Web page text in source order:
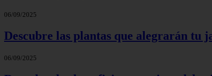
06/09/2025
Descubre las plantas que alegrarán tu
06/09/2025